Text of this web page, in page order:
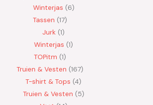
Winterjas 6
Tassen 17
Jurk 1
Winterjas 1
TOPitm 1
Truien & Vesten 167
T-shirt & Tops 4
Truien & Vesten 5